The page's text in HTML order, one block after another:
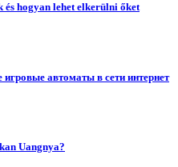
és hogyan lehet elkerülni őket
автоматы в сети интернет
Uangnya?